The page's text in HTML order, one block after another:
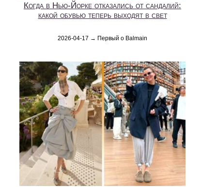
Когда в Нью-Йорке отказались от сандалий:
какой обувью теперь выходят в свет
2026-04-17 → Первый о Balmain